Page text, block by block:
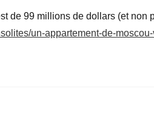
de 99 millions de dollars (et non
un-appartement-de-